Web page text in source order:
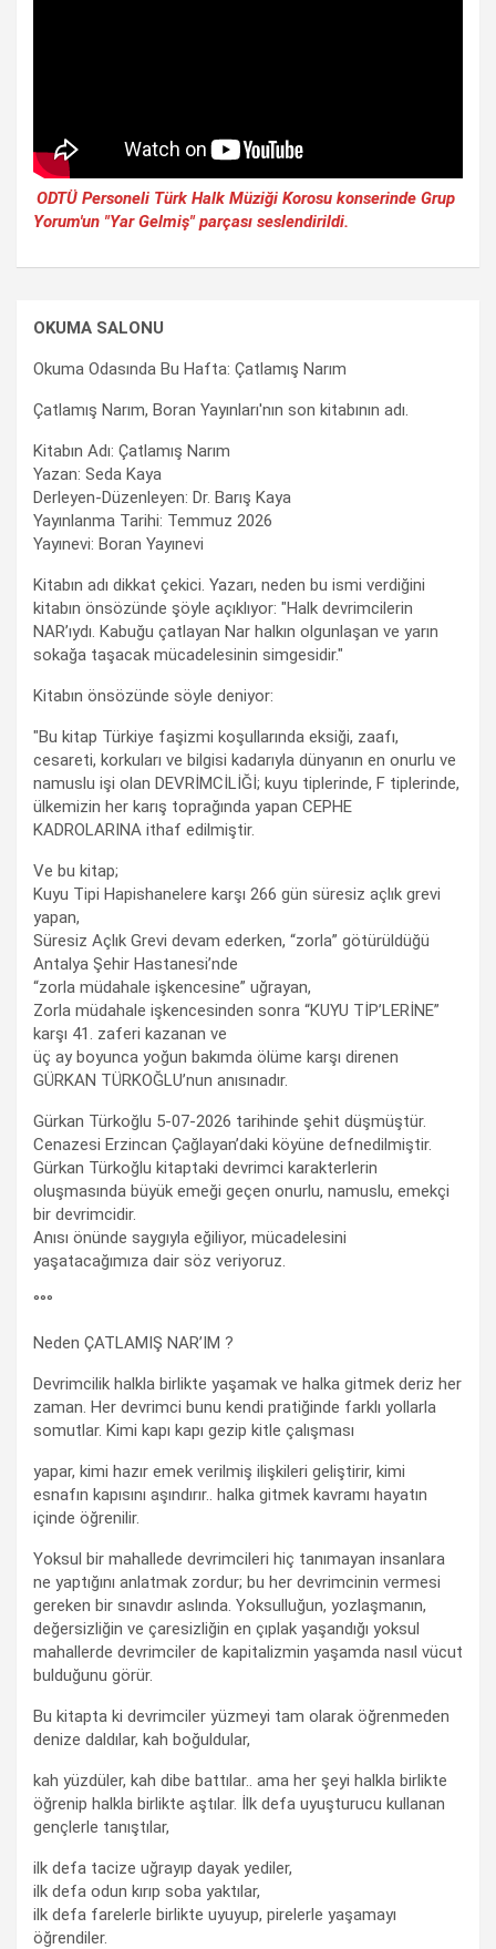
ODTÜ Personeli Türk Halk Müziği Korosu konserinde Grup
Yorum'un "Yar Gelmiş" parçası seslendirildi.
OKUMA SALONU
Okuma Odasında Bu Hafta: Çatlamış Narım
Çatlamış Narım, Boran Yayınları'nın son kitabının adı.
Kitabın Adı: Çatlamış Narım
Yazan: Seda Kaya
Derleyen-Düzenleyen: Dr. Barış Kaya
Yayınlanma Tarihi: Temmuz 2026
Yayınevi: Boran Yayınevi
Kitabın adı dikkat çekici. Yazarı, neden bu ismi verdiğini
kitabın önsözünde şöyle açıklıyor: "Halk devrimcilerin
NAR’ıydı. Kabuğu çatlayan Nar halkın olgunlaşan ve yarın
sokağa taşacak mücadelesinin simgesidir."
Kitabın önsözünde söyle deniyor:
"Bu kitap Türkiye faşizmi koşullarında eksiği, zaafı,
cesareti, korkuları ve bilgisi kadarıyla dünyanın en onurlu ve
namuslu işi olan DEVRİMCİLİĞİ; kuyu tiplerinde, F tiplerinde,
ülkemizin her karış toprağında yapan CEPHE
KADROLARINA ithaf edilmiştir.
Ve bu kitap;
Kuyu Tipi Hapishanelere karşı 266 gün süresiz açlık grevi
yapan,
Süresiz Açlık Grevi devam ederken, “zorla” götürüldüğü
Antalya Şehir Hastanesi’nde
“zorla müdahale işkencesine” uğrayan,
Zorla müdahale işkencesinden sonra “KUYU TİP’LERİNE”
karşı 41. zaferi kazanan ve
üç ay boyunca yoğun bakımda ölüme karşı direnen
GÜRKAN TÜRKOĞLU’nun anısınadır.
Gürkan Türkoğlu 5-07-2026 tarihinde şehit düşmüştür.
Cenazesi Erzincan Çağlayan’daki köyüne defnedilmiştir.
Gürkan Türkoğlu kitaptaki devrimci karakterlerin
oluşmasında büyük emeği geçen onurlu, namuslu, emekçi
bir devrimcidir.
Anısı önünde saygıyla eğiliyor, mücadelesini
yaşatacağımıza dair söz veriyoruz.
°°°
Neden ÇATLAMIŞ NAR’IM ?
Devrimcilik halkla birlikte yaşamak ve halka gitmek deriz her
zaman. Her devrimci bunu kendi pratiğinde farklı yollarla
somutlar. Kimi kapı kapı gezip kitle çalışması
yapar, kimi hazır emek verilmiş ilişkileri geliştirir, kimi
esnafın kapısını aşındırır.. halka gitmek kavramı hayatın
içinde öğrenilir.
Yoksul bir mahallede devrimcileri hiç tanımayan insanlara
ne yaptığını anlatmak zordur; bu her devrimcinin vermesi
gereken bir sınavdır aslında. Yoksulluğun, yozlaşmanın,
değersizliğin ve çaresizliğin en çıplak yaşandığı yoksul
mahallerde devrimciler de kapitalizmin yaşamda nasıl vücut
bulduğunu görür.
Bu kitapta ki devrimciler yüzmeyi tam olarak öğrenmeden
denize daldılar, kah boğuldular,
kah yüzdüler, kah dibe battılar.. ama her şeyi halkla birlikte
öğrenip halkla birlikte aştılar. İlk defa uyuşturucu kullanan
gençlerle tanıştılar,
ilk defa tacize uğrayıp dayak yediler,
ilk defa odun kırıp soba yaktılar,
ilk defa farelerle birlikte uyuyup, pirelerle yaşamayı
öğrendiler.